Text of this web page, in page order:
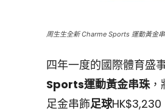
周生生全新 Charme Sports 運動黃金
四年一度的國際體育盛
Sports運動黃金串珠，
足金串飾足球HK$3,230